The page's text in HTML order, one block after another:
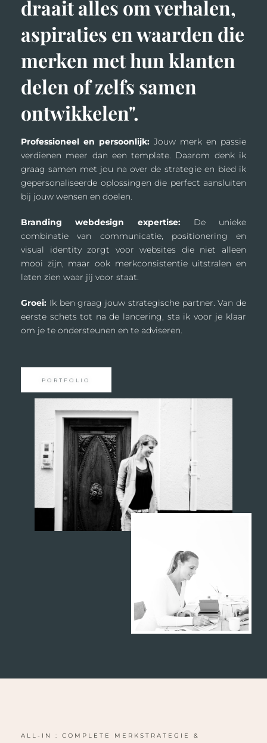
draait alles om verhalen,
aspiraties en waarden die
merken met hun klanten
delen of zelfs samen
ontwikkelen".
Professioneel en persoonlijk: Jouw merk en passie
verdienen meer dan een template. Daarom denk ik
graag samen met jou na over de strategie en bied ik
gepersonaliseerde oplossingen die perfect aansluiten
bij jouw wensen en doelen.
Branding webdesign expertise:De unieke
combinatie van communicatie, positionering en
visual identity zorgt voor websites die niet alleen
mooi zijn, maar ook merkconsistentie uitstralen en
laten zien waar jij voor staat.
Groei: Ik ben graag jouw strategische partner. Van de
eerste schets tot na de lancering, sta ik voor je klaar
om je te ondersteunen en te adviseren.
PORTFOLIO
ALL-IN : COMPLETE MERKSTRATEGIE &